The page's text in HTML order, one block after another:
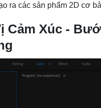
ra các sản phẩm 2D cơ
Cảm Xúc -